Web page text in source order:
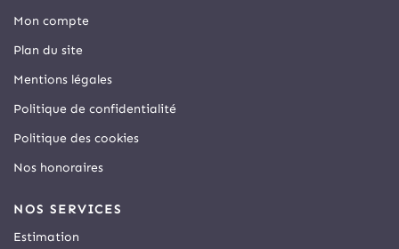
Mon compte
Plan du site
Mentions légales
Politique de confidentialité
Politique des cookies
Nos honoraires
NOS SERVICES
Estimation